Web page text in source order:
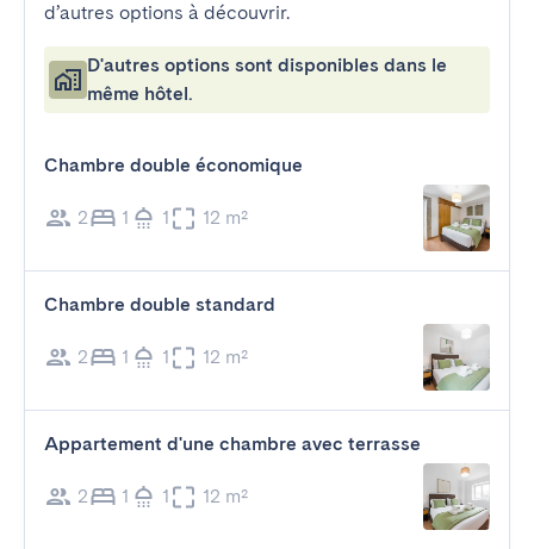
d’autres options à découvrir.
D'autres options sont disponibles dans le
même hôtel.
Chambre double économique
2 1 1 12 m²
Chambre double standard
2 1 1 12 m²
Appartement d'une chambre avec terrasse
2 1 1 12 m²